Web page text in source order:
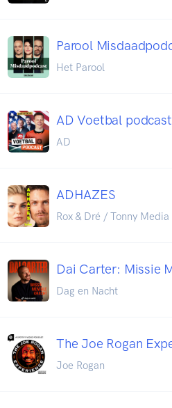
Parool
Het Parool
AD Voetbal podcast
AD
ADHAZES
Rox & Dré / Tonny Media
Dai Carter: Missie
Dag en Nacht
The Joe Rogan
Joe Rogan